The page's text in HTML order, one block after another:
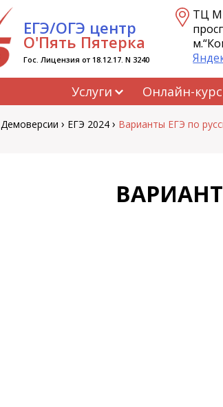
ЕГЭ/ОГЭ центр
О'Пять Пятерка
Гос. Лицензия от 18.12.17. N 3240
ТЦ
Услуги Онлайн-
Демоверсии › ЕГЭ 2024 › Варианты ЕГЭ по